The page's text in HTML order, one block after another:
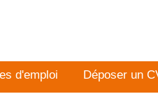
d'emploi Déposer un